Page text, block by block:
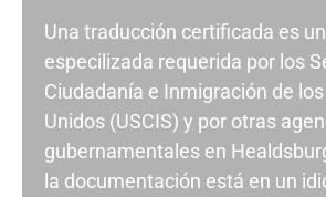
Una traducción certificada es
especilizada requerida por los
Ciudadanía e Inmigración de
Unidos (USCIS) y por otras
gubernamentales en
la documentación está en un